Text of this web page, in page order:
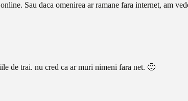
Sau daca omenirea ar ramane fara internet, am
de trai. nu cred ca ar muri nimeni fara net. 🙂